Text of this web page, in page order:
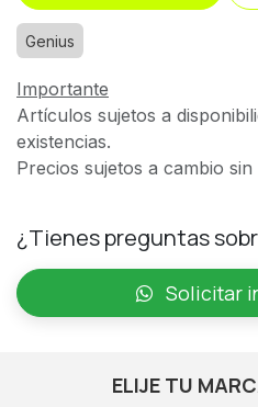
Genius
Importante
Artículos sujetos a
existencias.
Precios sujetos a cambio
¿Tienes preguntas
Solicitar
ELIJE TU